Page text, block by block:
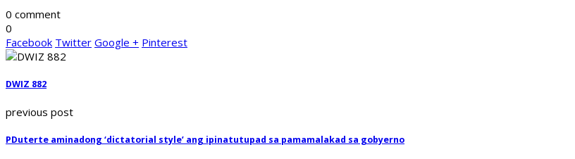
0 comment
0
Facebook Twitter Google + Pinterest
DWIZ 882
previous post
PDuterte aminadong ‘dictatorial style’ ang ipinatutupad sa pamamalakad sa gobyerno